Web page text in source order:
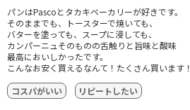
パンはPascoとタカキベーカリーが好きです。
そのままでも、トースターで焼いても、
バターを塗っても、スープに浸しても、
カンパーニュそのものの舌触りと旨味と酸味
最高においしかったです。
こんなお安く買えるなんて！たくさん買います！
コスパがいい
リピートしたい